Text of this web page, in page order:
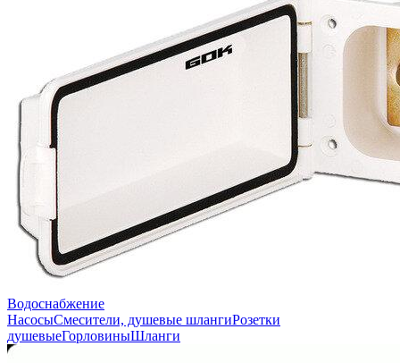
Водоснабжение
НасосыСмесители, душевые шлангиРозетки
душевыеГорловиныШланги